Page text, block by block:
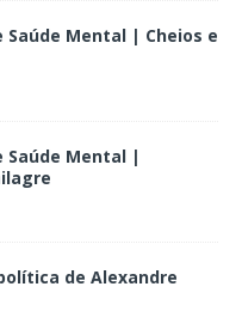
Mental | Cheios e
Saúde Mental |
de Alexandre